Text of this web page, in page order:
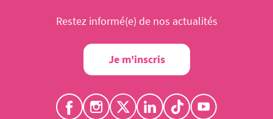
Restez informé(e) de nos actualités
Je m'inscris